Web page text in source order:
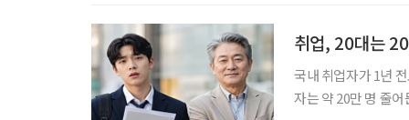
취업, 20대는
국내 취업자가 1년
자는 약 20만 명 줄